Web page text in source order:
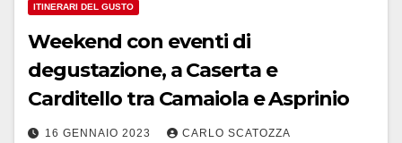
ITINERARI DEL GUSTO
Weekend con eventi di
degustazione, a Caserta e
Carditello tra Camaiola e Asprinio
16 GENNAIO 2023 CARLO SCATOZZA